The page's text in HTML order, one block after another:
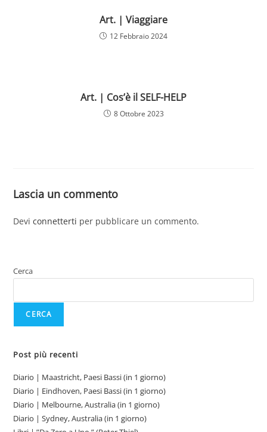
Art. | Viaggiare
12 Febbraio 2024
Art. | Cos’è il SELF-HELP
8 Ottobre 2023
Lascia un commento
Deviconnetterti per pubblicare un commento.
Cerca
CERCA
Post più recenti
Diario | Maastricht, Paesi Bassi (in 1 giorno)
Diario | Eindhoven, Paesi Bassi (in 1 giorno)
Diario | Melbourne, Australia (in 1 giorno)
Diario | Sydney, Australia (in 1 giorno)